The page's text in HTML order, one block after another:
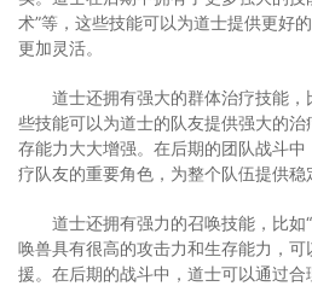
术”等，这些技能可以为道士提供更好
更加灵活。
道士还拥有强大的群体治疗技能，
些技能可以为道士的队友提供强大的
存能力大大增强。在后期的团队战斗
疗队友的重要角色，为整个队伍提供稳
道士还拥有强力的召唤技能，比如
唤兽具有很高的攻击力和生存能力，
援。在后期的战斗中，道士可以通过